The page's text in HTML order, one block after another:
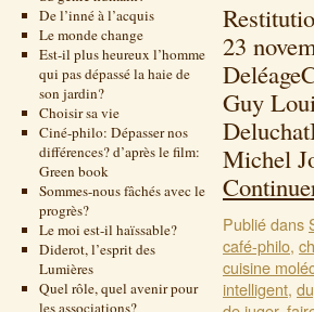
De l’inné à l’acquis
Le monde change
Est-il plus heureux l’homme
qui pas dépassé la haie de
son jardin?
Choisir sa vie
Ciné-philo: Dépasser nos
différences? d’après le film:
Green book
Sommes-nous fâchés avec le
progrès?
Le moi est-il haïssable?
Diderot, l’esprit des
Lumières
Quel rôle, quel avenir pour
les associations?
23
Guy
Michel
Publié dans
café-philo,
cuisine
intelligent,